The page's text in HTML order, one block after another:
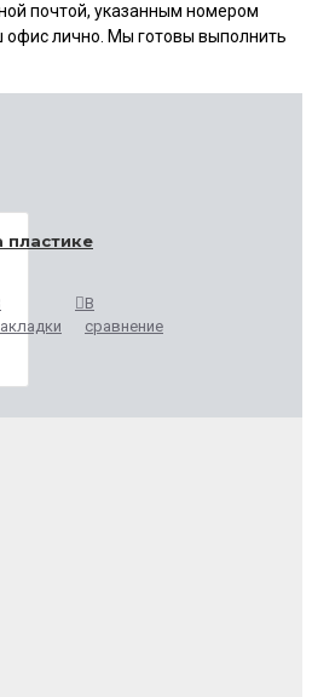
почтой, указанным номером
офис лично. Мы готовы выполнить
пластике
В
сравнение